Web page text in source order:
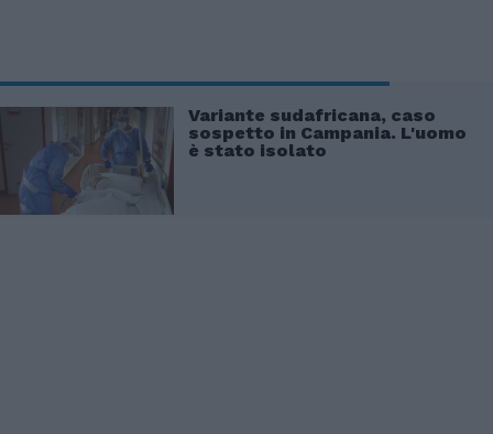
Variante sudafricana, caso
sospetto in Campania. L'uomo
è stato isolato